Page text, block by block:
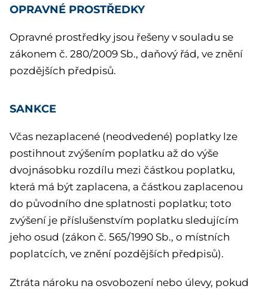
OPRAVNÉ PROSTŘEDKY
Opravné prostředky jsou řešeny v souladu se
zákonem č. 280/2009 Sb., daňový řád, ve znění
pozdějších předpisů.
SANKCE
Včas nezaplacené (neodvedené) poplatky lze
postihnout zvýšením poplatku až do výše
dvojnásobku rozdílu mezi částkou poplatku,
která má být zaplacena, a částkou zaplacenou
do původního dne splatnosti poplatku; toto
zvýšení je příslušenstvím poplatku sledujícím
jeho osud (zákon č. 565/1990 Sb., o místních
poplatcích, ve znění pozdějších předpisů).
Ztráta nároku na osvobození nebo úlevy, pokud